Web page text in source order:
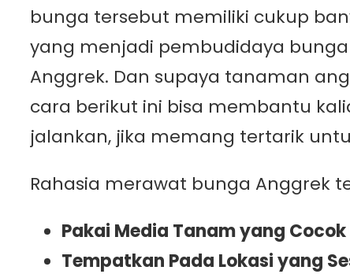
bunga tersebut memiliki cukup
yang menjadi pembudidaya
Anggrek. Dan supaya tanaman
cara berikut ini bisa membantu
jalankan, jika memang tertarik
Rahasia merawat bunga Anggrek
Pakai Media Tanam yang
Tempatkan Pada Lokasi yang